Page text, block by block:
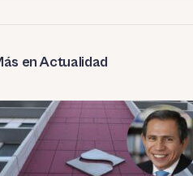
en Actualidad